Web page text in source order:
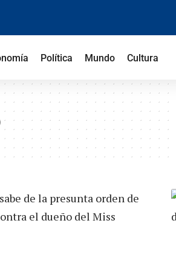
Política Mundo Cultura